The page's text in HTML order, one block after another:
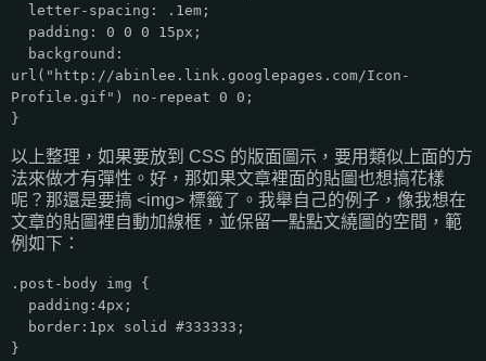
letter-spacing: .1em;
padding: 0 0 0 15px;
background:
url("http://abinlee.link.googlepages.com/Icon-
Profile.gif") no-repeat 0 0;
}
以上整理，如果要放到 CSS 的版面圖示，要用類似上面的方
法來做才有彈性。好，那如果文章裡面的貼圖也想搞花樣
呢？那還是要搞 <img> 標籤了。我舉自己的例子，像我想在
文章的貼圖裡自動加線框，並保留一點點文繞圖的空間，範
例如下：
.post-body img {
padding:4px;
border:1px solid #333333;
}